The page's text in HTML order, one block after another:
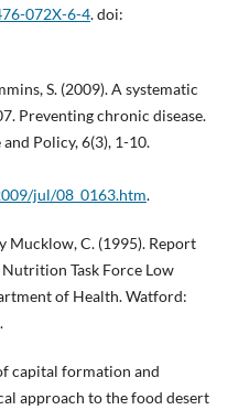
072X-6-4. doi:
S. (2009). A systematic
Preventing chronic disease.
Policy, 6(3), 1-10.
jul/08_0163.htm.
y Mucklow, C. (1995). Report
Task Force Low
of Health. Watford:
capital formation and
approach to the food desert